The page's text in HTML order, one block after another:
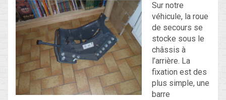
29 – Du 23 au 30 juin : Hong-
Kong – partie 1 !
28 – du 18 juin au 22 juin : Bye-
Bye Bali… Hello Hong-Kong !
Sur notre
véhicule, la roue
de secours se
stocke sous le
châssis à
l’arrière. La
fixation est des
plus simple, une
barre